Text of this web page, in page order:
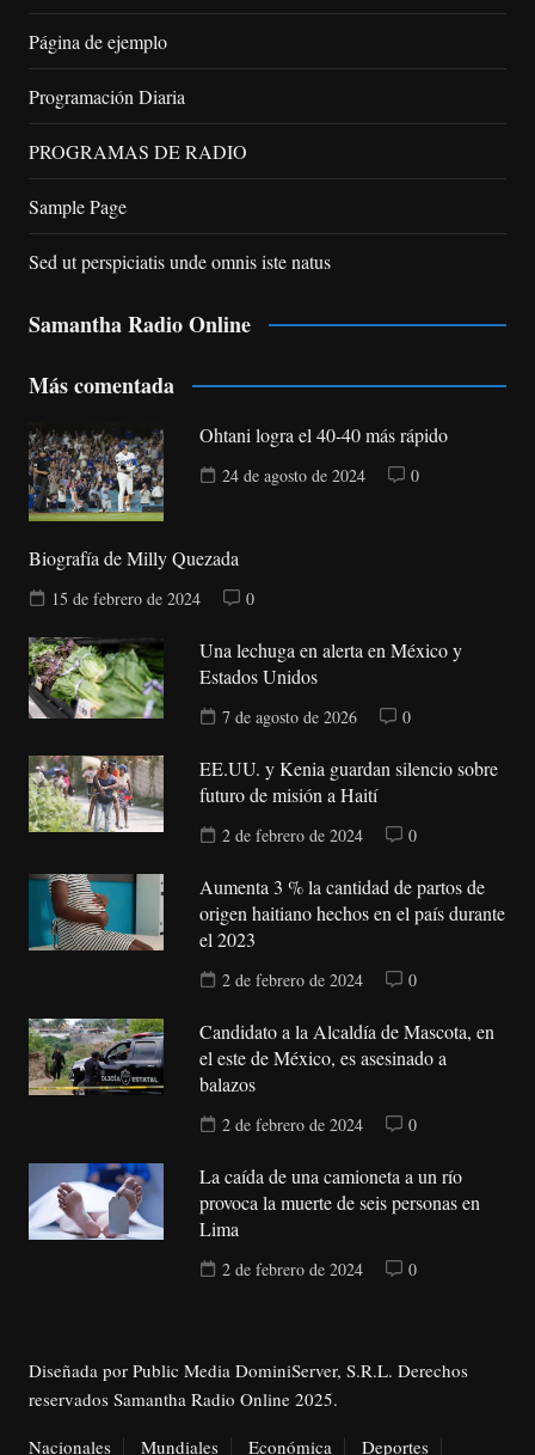
Página de ejemplo
Programación Diaria
PROGRAMAS DE RADIO
Sample Page
Sed ut perspiciatis unde omnis iste natus
Samantha Radio Online
Más comentada
Ohtani logra el 40-40 más rápido
24 de agosto de 2024 0
Biografía de Milly Quezada
15 de febrero de 2024 0
Una lechuga en alerta en México y
Estados Unidos
7 de agosto de 2026 0
EE.UU. y Kenia guardan silencio sobre
futuro de misión a Haití
2 de febrero de 2024 0
Aumenta 3 % la cantidad de partos de
origen haitiano hechos en el país durante
el 2023
2 de febrero de 2024 0
Candidato a la Alcaldía de Mascota, en
el este de México, es asesinado a
balazos
2 de febrero de 2024 0
La caída de una camioneta a un río
provoca la muerte de seis personas en
Lima
2 de febrero de 2024 0
Diseñada por Public Media DominiServer, S.R.L. Derechos
reservados Samantha Radio Online 2025.
Nacionales
Mundiales Económica Deportes